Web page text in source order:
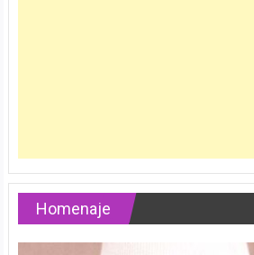
Homenaje